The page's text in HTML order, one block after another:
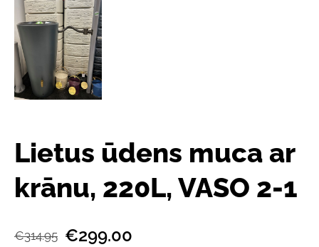
Lietus ūdens muca ar
krānu, 220L, VASO 2-1
€314.95 €299.00